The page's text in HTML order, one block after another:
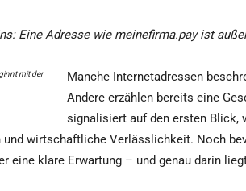
Eine Adresse wie meinefirma.pay ist
Manche Internetadressen
Andere erzählen bereits eine
signalisiert auf den ersten Blick,
wirtschaftliche Verlässlichkeit. Noch
eine klare Erwartung – und genau darin